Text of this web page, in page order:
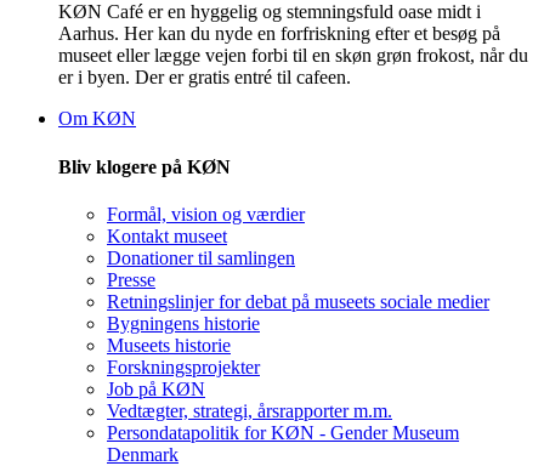
KØN Café er en hyggelig og stemningsfuld oase midt i
Aarhus. Her kan du nyde en forfriskning efter et besøg på
museet eller lægge vejen forbi til en skøn grøn frokost, når du
er i byen. Der er gratis entré til cafeen.
Om KØN
Bliv klogere på KØN
Formål, vision og værdier
Kontakt museet
Donationer til samlingen
Presse
Retningslinjer for debat på museets sociale medier
Bygningens historie
Museets historie
Forskningsprojekter
Job på KØN
Vedtægter, strategi, årsrapporter m.m.
Persondatapolitik for KØN - Gender Museum
Denmark